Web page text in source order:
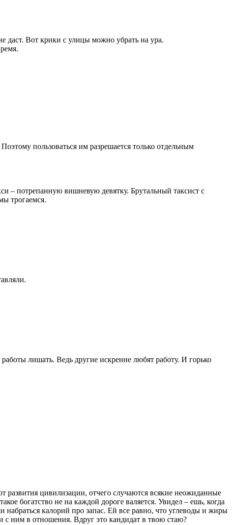
даст. Вот крики с улицы можно убрать на ура.
пользоваться им разрешается только отдельным
– потрепанную вишневую девятку. Брутальный таксист с
трогаемся.
лишать. Ведь другие искренне любят работу. И горько
развития цивилизации, отчего случаются всякие неожиданные
богатство не на каждой дороге валяется. Увидел – ешь, когда
калорий про запас. Ей все равно, что углеводы и жиры
с ним в отношения. Вдруг это кандидат в твою стаю?